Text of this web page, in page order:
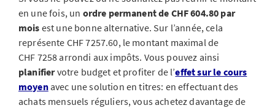
en une fois, un ordre permanent de CHF 604.80 par
mois est une bonne alternative. Sur l’année, cela
représente CHF 7257.60, le montant maximal de
CHF 7258 arrondi aux impôts. Vous pouvez ainsi
planifiervotre budget et profiter de l’effet sur le cours
moyenavec une solution en titres: en effectuant des
achats mensuels réguliers, vous achetez davantage de